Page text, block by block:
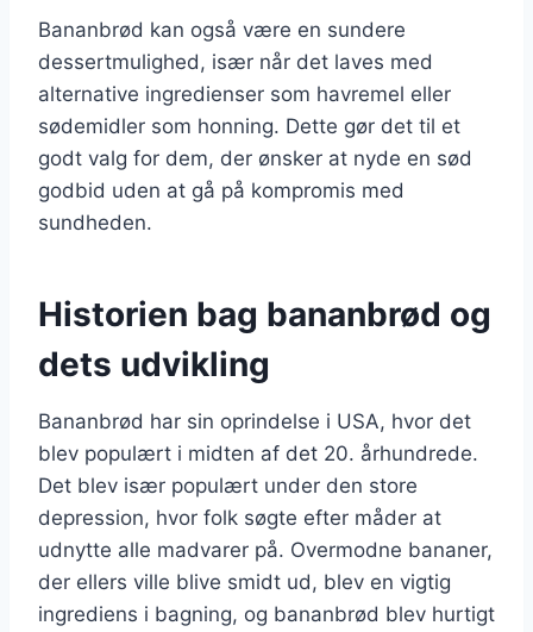
Bananbrød kan også være en sundere
dessertmulighed, især når det laves med
alternative ingredienser som havremel eller
sødemidler som honning. Dette gør det til et
godt valg for dem, der ønsker at nyde en sød
godbid uden at gå på kompromis med
sundheden.
Historien bag bananbrød og
dets udvikling
Bananbrød har sin oprindelse i USA, hvor det
blev populært i midten af det 20. århundrede.
Det blev især populært under den store
depression, hvor folk søgte efter måder at
udnytte alle madvarer på. Overmodne bananer,
der ellers ville blive smidt ud, blev en vigtig
ingrediens i bagning, og bananbrød blev hurtigt